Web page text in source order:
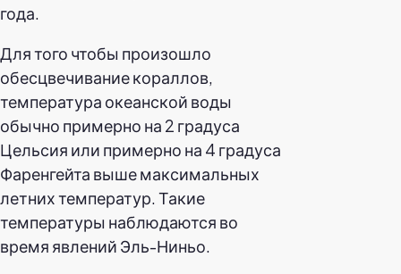
года.
Для того чтобы произошло
обесцвечивание кораллов,
температура океанской воды
обычно примерно на 2 градуса
Цельсия или примерно на 4 градуса
Фаренгейта выше максимальных
летних температур. Такие
температуры наблюдаются во
время явлений Эль-Ниньо.